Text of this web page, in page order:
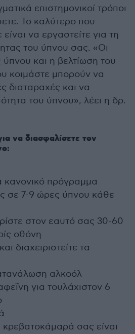
επιστημονικοί τρόποι
Το καλύτερο που
να εργαστείτε για τη
του ύπνου σας. «Οι
ύπνου και η βελτίωση του
κοιμάστε μπορούν να
διαταραχές και να
του ύπνου», λέει η δρ.
να διασφαλίσετε τον
κανονικό πρόγραμμα
σε 7-9 ώρες ύπνου κάθε
στον εαυτό σας 30-60
οθόνη
διαχειριστείτε τα
αλκοόλ
για τουλάχιστον 6
κρεβατοκάμαρά σας είναι